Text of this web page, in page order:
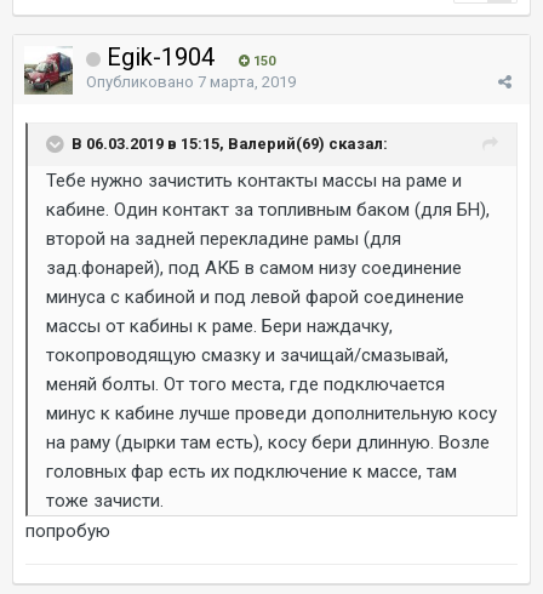
Egik-1904 150
Опубликовано 7 марта, 2019
В 06.03.2019 в 15:15, Валерий(69) сказал:
Тебе нужно зачистить контакты массы на раме и
кабине. Один контакт за топливным баком (для БН),
второй на задней перекладине рамы (для
зад.фонарей), под АКБ в самом низу соединение
минуса с кабиной и под левой фарой соединение
массы от кабины к раме. Бери наждачку,
токопроводящую смазку и зачищай/смазывай,
меняй болты. От того места, где подключается
минус к кабине лучше проведи дополнительную косу
на раму (дырки там есть), косу бери длинную. Возле
головных фар есть их подключение к массе, там
тоже зачисти.
попробую